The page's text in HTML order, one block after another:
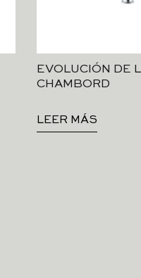
EVOLUCIÓN DE
CHAMBORD
LEER MÁS